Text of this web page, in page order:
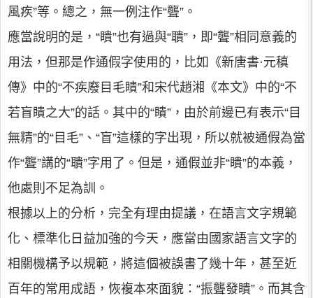
風疾”等。總之，無一例注作“聾”。
應當說明的是，“瞶”也有過與“聵”，即“聾”相同意義的
用法，但那是作通假字使用的，比如《新唐書·元稹
傳》中的“不疾廢目毛瞶”和宋代趙湘《本文》中的“不
若盲瞶之大”的話。其中的“瞶”，由於前邊已有表示“目
無精”的“目毛”、“盲”這樣的字出現，所以就被通假為當
作“聾”講的“聵”字用了。但是，通假並非“瞶”的本義，
他處則不足為訓。
根據以上的分析，完全有理由提議，在語言文字規範
化、標準化日益加強的今天，應當由國家語言文字的
相關機構予以規範，將這個被誤書了幾十年，甚至近
百年的常用成語，恢複本來面貌：“振聾發瞶”。而其含